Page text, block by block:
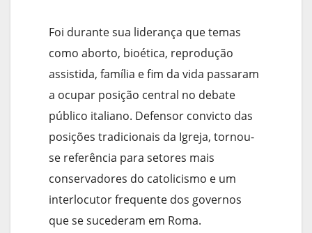
Foi durante sua liderança que temas
como aborto, bioética, reprodução
assistida, família e fim da vida passaram
a ocupar posição central no debate
público italiano. Defensor convicto das
posições tradicionais da Igreja, tornou-
se referência para setores mais
conservadores do catolicismo e um
interlocutor frequente dos governos
que se sucederam em Roma.